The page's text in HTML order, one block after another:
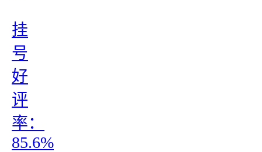
挂
号
好
评
率：
85.6%